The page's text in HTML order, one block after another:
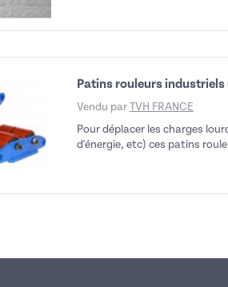
Patins rouleurs industriels
Vendu par TVH FRANCE
Pour déplacer les charges
d'énergie, etc) ces patins